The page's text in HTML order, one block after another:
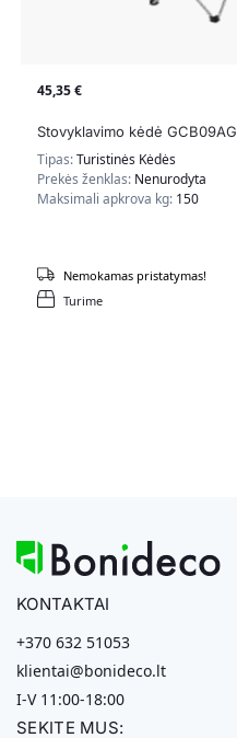
45,35€
Stovyklavimo kėdė GCB09AG
Tipas:Turistinės Kėdės
Prekės ženklas: Nenurodyta
Maksimali apkrova kg: 150
Turime
Nemokamas pristatymas!
KONTAKTAI
+370 632 51053
klientai@bonideco.lt
I-V 11:00-18:00
SEKITE MUS: